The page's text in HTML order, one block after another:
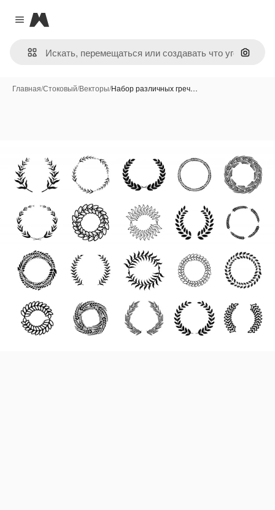
Close menu
Magnific
Поиск
Главная/Стоковый/Векторы/Набор различных греч…